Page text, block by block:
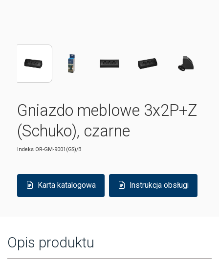
Gniazdo meblowe 3x2P+Z
(Schuko), czarne
Indeks OR-GM-9001(GS)/B
Karta katalogowa Instrukcja obsługi
Opis produktu